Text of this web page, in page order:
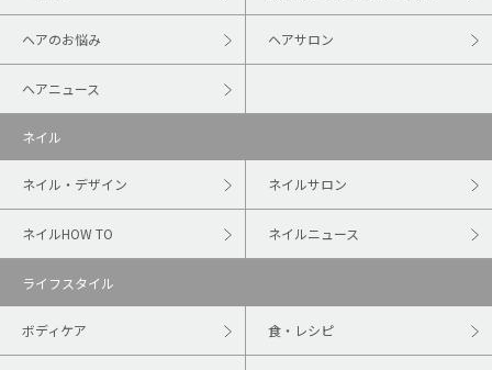
ヘアのお悩み ヘアサロン
ヘアニュース
ネイル
ネイル・デザイン ネイルサロン
ネイルHOW TO ネイルニュース
ライフスタイル
ボディケア 食・レシピ